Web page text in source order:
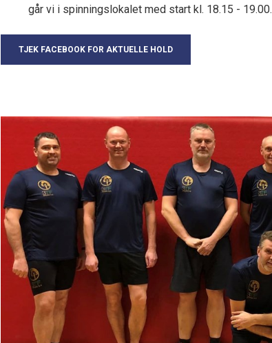
går vi i spinningslokalet med start kl. 18.15 - 19.00.
TJEK FACEBOOK FOR AKTUELLE HOLD